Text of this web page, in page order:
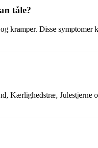
tåle?
kramper. Disse symptomer
Kærlighedstræ, Julestjerne